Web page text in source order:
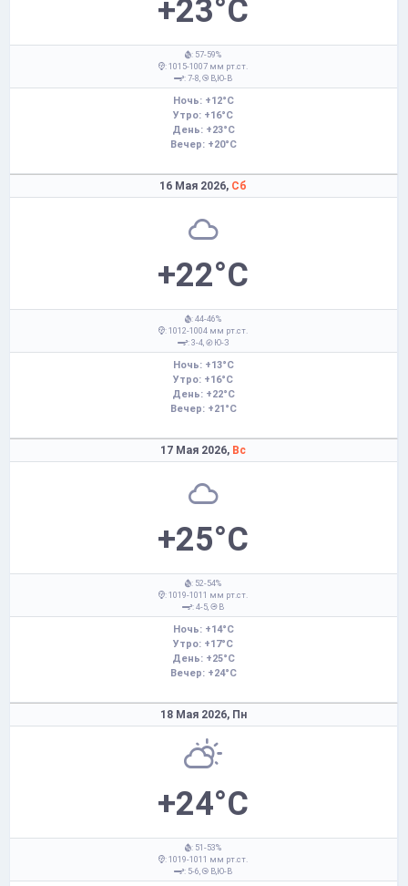
+23°C
: 57-59%
: 1015-1007 мм рт.ст.
: 7-8,
В,Ю-В
Ночь: +12°C
Утро: +16°C
День: +23°C
Вечер: +20°C
16 Мая 2026, Сб
+22°C
: 44-46%
: 1012-1004 мм рт.ст.
: 3-4,
Ю-З
Ночь: +13°C
Утро: +16°C
День: +22°C
Вечер: +21°C
17 Мая 2026, Вс
+25°C
: 52-54%
: 1019-1011 мм рт.ст.
: 4-5,
В
Ночь: +14°C
Утро: +17°C
День: +25°C
Вечер: +24°C
18 Мая 2026, Пн
+24°C
: 51-53%
: 1019-1011 мм рт.ст.
: 5-6,
В,Ю-В